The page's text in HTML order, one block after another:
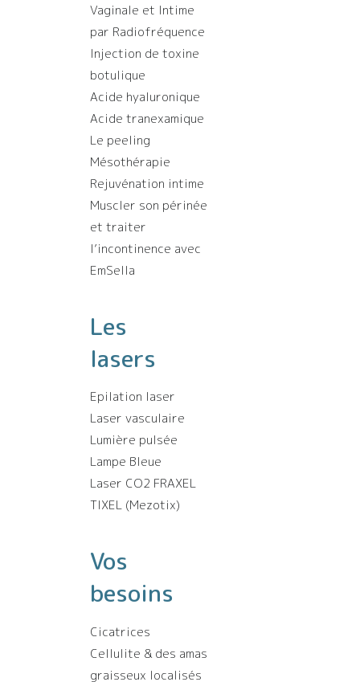
Vaginale et Intime
par Radiofréquence
Injection de toxine
botulique
Acide hyaluronique
Acide tranexamique
Le peeling
Mésothérapie
Rejuvénation intime
Muscler son périnée
et traiter
l’incontinence avec
EmSella
Les
lasers
Epilation laser
Laser vasculaire
Lumière pulsée
Lampe Bleue
Laser CO2 FRAXEL
TIXEL (Mezotix)
Vos
besoins
Cicatrices
Cellulite & des amas
graisseux localisés